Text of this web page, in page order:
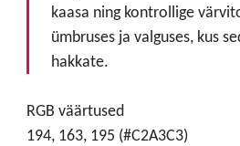
kaasa ning kontrollige
ümbruses ja valguses, kus
hakkate.
RGB väärtused
194, 163, 195 (#C2A3C3)